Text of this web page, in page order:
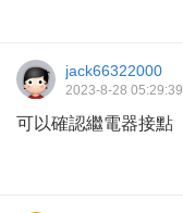
jack66322000
2023-8-28 05:29:39
可以確認繼電器接點